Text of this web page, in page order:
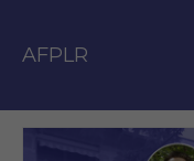
AFPLR